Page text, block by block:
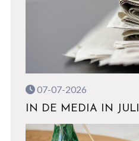
07-07-2026
IN DE MEDIA IN JULI